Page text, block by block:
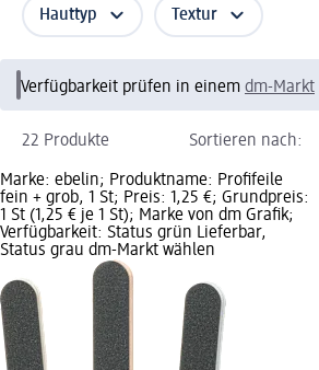
Hauttyp Textur
Verfügbarkeit prüfen in einem dm-Markt
22 Produkte Sortieren nach:
Marke: ebelin; Produktname: Profifeile
fein + grob, 1 St; Preis: 1,25 €; Grundpreis:
1 St (1,25 € je 1 St); Marke von dm Grafik;
Verfügbarkeit: Status grün Lieferbar,
Status grau dm-Markt wählen